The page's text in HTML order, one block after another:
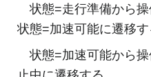
状態=走行準備から
状態=加速可能に遷移す
状態=加速可能から